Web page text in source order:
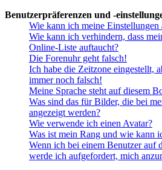
Benutzerpräferenzen und -
Wie kann ich meine Einstellungen
Wie kann ich verhindern, dass
Online-Liste auftaucht?
Die Forenuhr geht falsch!
Ich habe die Zeitzone eingestellt,
immer noch falsch!
Meine Sprache steht auf diesem
Was sind das für Bilder, die bei
angezeigt werden?
Wie verwende ich einen Avatar?
Was ist mein Rang und wie kann
Wenn ich bei einem Benutzer
werde ich aufgefordert, mich